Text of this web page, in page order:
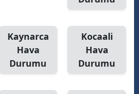
Kaynarca
Hava
Durumu
Kocaali
Hava
Durumu